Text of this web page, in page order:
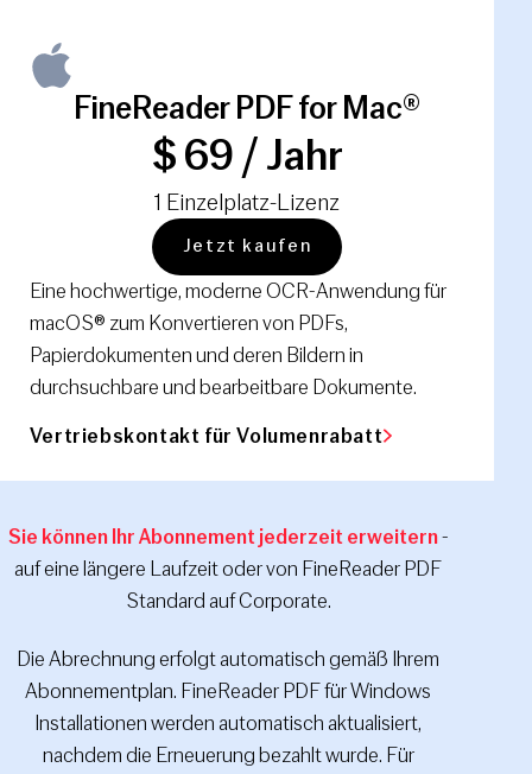
FineReader PDF for Mac®
$ 69 / Jahr
1 Einzelplatz-Lizenz
Jetzt kaufen
Eine hochwertige, moderne OCR-Anwendung für
macOS® zum Konvertieren von PDFs,
Papierdokumenten und deren Bildern in
durchsuchbare und bearbeitbare Dokumente.
Vertriebskontakt für Volumenrabatt
Sie können Ihr Abonnement jederzeit erweitern-
auf eine längere Laufzeit oder von FineReader PDF
Standard auf Corporate.
Die Abrechnung erfolgt automatisch gemäß Ihrem
Abonnementplan. FineReader PDF für Windows
Installationen werden automatisch aktualisiert,
nachdem die Erneuerung bezahlt wurde. Für